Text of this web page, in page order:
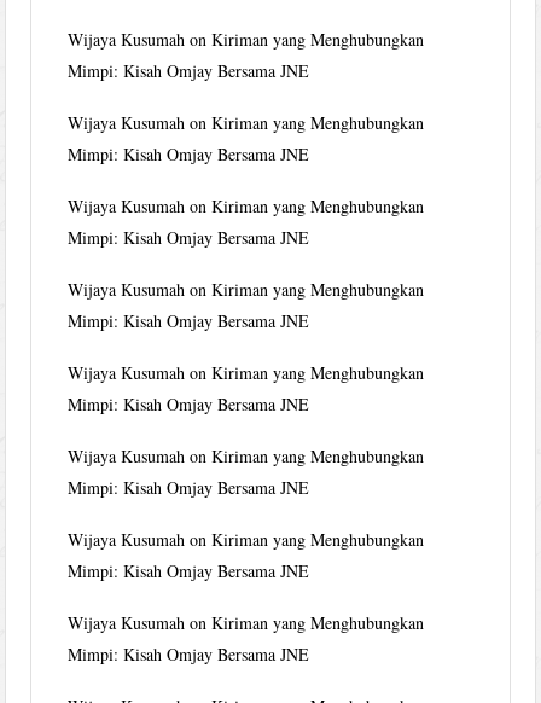
Wijaya Kusumah onKiriman yang Menghubungkan
Mimpi: Kisah Omjay Bersama JNE
Wijaya Kusumah onKiriman yang Menghubungkan
Mimpi: Kisah Omjay Bersama JNE
Wijaya Kusumah onKiriman yang Menghubungkan
Mimpi: Kisah Omjay Bersama JNE
Wijaya Kusumah onKiriman yang Menghubungkan
Mimpi: Kisah Omjay Bersama JNE
Wijaya Kusumah onKiriman yang Menghubungkan
Mimpi: Kisah Omjay Bersama JNE
Wijaya Kusumah onKiriman yang Menghubungkan
Mimpi: Kisah Omjay Bersama JNE
Wijaya Kusumah onKiriman yang Menghubungkan
Mimpi: Kisah Omjay Bersama JNE
Wijaya Kusumah onKiriman yang Menghubungkan
Mimpi: Kisah Omjay Bersama JNE